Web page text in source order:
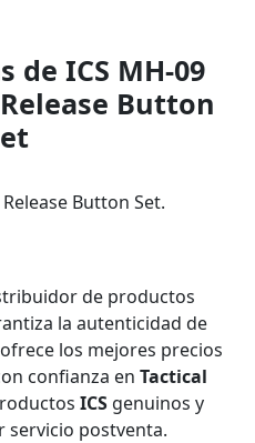
de ICS MH-09
Button
Button Set.
de productos
la autenticidad de
los mejores precios
confianza en Tactical
ICS genuinos y
postventa.